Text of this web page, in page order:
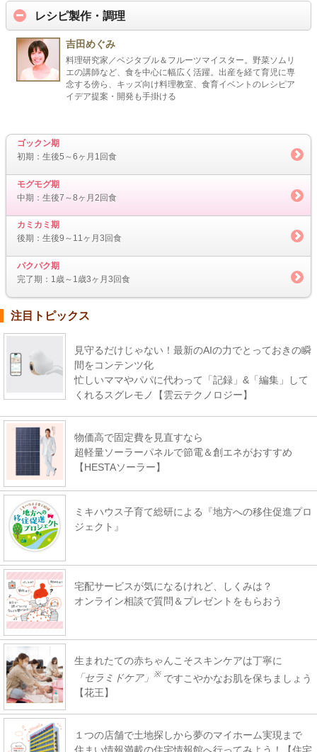
レシピ製作・調理
吉田めぐみ
料理研究家／ベジタブル＆フルーツマイスター。野菜ソムリ
エの講師など、食を中心に幅広く活躍。出産を経て育児に専
念する傍ら、キッズ向け料理教室、食育イベントのレシピア
イデア提案・開発も手掛ける
ゴックン期
初期：生後5～6ヶ月1回食
モグモグ期
中期：生後7～8ヶ月2回食
カミカミ期
後期：生後9～11ヶ月3回食
パクパク期
完了期：1歳～1歳3ヶ月3回食
注目トピックス
見守るだけじゃない！最新のAIの力でとっておきの瞬
間をコンテンツ化
忙しいママやパパに代わって「記録」&「編集」して
くれるスグレモノ【雲云テクノロジー】
物価高で固定費を見直すなら
超軽量ソーラーパネルで節電＆創エネがおすすめ
【HESTAソーラー】
ミキハウス子育て総研による『地方への移住促進プロ
ジェクト』
宅配サービスが気になるけれど、しくみは？
オンライン相談で質問＆プレゼントをもらおう
生まれたての赤ちゃんこそスキンケアは丁寧に
「セラミドケア」
※ ですこやかなお肌を保ちましょう
【花王】
１つの店舗で土地探しから夢のマイホーム実現まで